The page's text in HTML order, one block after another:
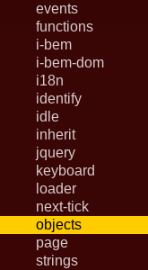
events
functions
i-bem
i-bem-dom
i18n
identify
idle
inherit
jquery
keyboard
loader
next-tick
objects
page
strings